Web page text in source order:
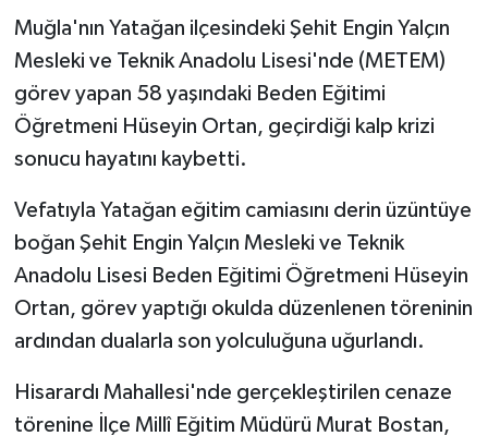
Muğla'nın Yatağan ilçesindeki Şehit Engin Yalçın
Mesleki ve Teknik Anadolu Lisesi'nde (METEM)
görev yapan 58 yaşındaki Beden Eğitimi
Öğretmeni Hüseyin Ortan, geçirdiği kalp krizi
sonucu hayatını kaybetti.
Vefatıyla Yatağan eğitim camiasını derin üzüntüye
boğan Şehit Engin Yalçın Mesleki ve Teknik
Anadolu Lisesi Beden Eğitimi Öğretmeni Hüseyin
Ortan, görev yaptığı okulda düzenlenen töreninin
ardından dualarla son yolculuğuna uğurlandı.
Hisarardı Mahallesi'nde gerçekleştirilen cenaze
törenine İlçe Millî Eğitim Müdürü Murat Bostan,
GENEL
GÜNDEM
HABERDE İNSAN
İNSAN
İş Dünyası
Kadın